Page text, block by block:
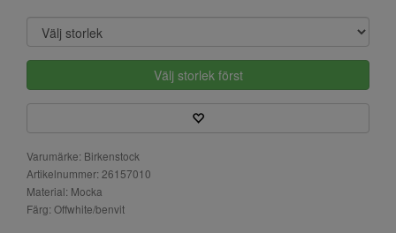
Välj storlek först
Varumärke: Birkenstock
Artikelnummer: 26157010
Material: Mocka
Färg: Offwhite/benvit